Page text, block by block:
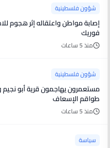
شؤون فلسطينية
إصابة مواطن واعتقاله إثر هجوم
فوريك
منذ 5 ساعات
شؤون فلسطينية
مستعمرون يهاجمون قرية أبو
طواقم الإسعاف
منذ 5 ساعات
سياسة